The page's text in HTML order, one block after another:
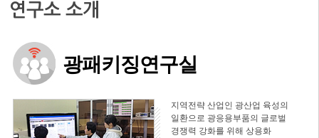
연구소 소개
광패키징연구실
지역전략 산업인 광산업 육성의
일환으로 광응용부품의 글로벌
경쟁력 강화를 위해 상용화